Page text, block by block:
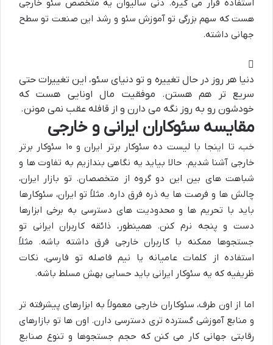
استفاده قرار می گیره. دنی سالیوان یه متخصص سئو خارجی
هست که سهم بزرگی توآموزش سئو و رشد این صنعت تو سطح
جهانی داشته.
دنیا هر روز در حال تغییره و تو دنیای سئو، این تغییرات حتی
سریع تر هم هستن. موفقیت مال اونایی هست که
خودشون رو به روز نگه می دارن و از قافله عقب نمی مونن.
مقایسه سئوکاران ایرانی و خارجی
خب، تا اینجا با
لیست ده سئوکار برتر ایران و ۱۰ سئوکار برتر
خارجی آشنا شدیم. حالا بیاید یه نگاهی بندازیم به تفاوت ها و
شباهت های بین این دو گروه از متخصصان. تو بازار ایران،
چالش ها و فرصت ها یه ذره فرق داره. مثلاً تو ایران، سئوکارها
باید با تحریم ها و محدودیت های دسترسی به برخی ابزارها
دست و پنجه نرم کنن. همینطور، ذائقه کاربران ایرانی تو
جستجوها ممکنه با کاربران خارجی فرق داشته باشه. مثلاً
استفاده از کلمات عامیانه یا نیم فاصله تو فارسی، نکات
ظریفیه که یه سئوکار ایرانی باید حسابی بهش مسلط باشه.
اما از اون طرف، سئوکاران خارجی معمولاً به ابزارهای پیشرفته تر
و منابع آموزشی گسترده تری دسترسی دارن. اون ها تو بازارهای
رقابتی جهانی کار می کنن که حجم جستجوها و تنوع صنایع